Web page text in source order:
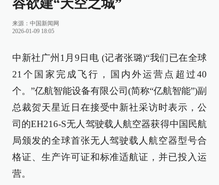
容欲建“天空之城”
来源： 中国新闻网
2026-01-09 18:05
中新社广州1月9日电 (记者张璐)“我们已在全球
21个国家完成飞行，国内外运营点超过40
个。”亿航智能设备有限公司(简称“亿航智能”)副
总裁贺天星近日在接受中新社采访时表示，公
司的EH216-S无人驾驶载人航空器获得中国民航
局颁发的全球首张无人驾驶载人航空器型号合
格证、生产许可证和标准适航证，并已投入运
营。